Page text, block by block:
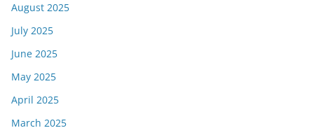
August 2025
July 2025
June 2025
May 2025
April 2025
March 2025